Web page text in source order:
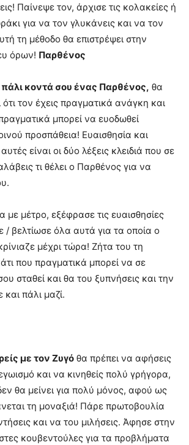
Παίνεψε τον, άρχισε τις κολακείες ή
για να τον γλυκάνεις και να τον
τη μέθοδο θα επιστρέψει στην
όρων! Παρθένος
πάλι κοντά σου ένας Παρθένος, θα
ότι τον έχεις πραγματικά ανάγκη και
μπορεί να ευοδωθεί
προσπάθεια! Ευαισθησία και
είναι οι δύο λέξεις κλειδιά που σε
τι θέλει ο Παρθένος για να
με μέτρο, εξέφρασε τις ευαισθησίες
/ βελτίωσε όλα αυτά για τα οποία ο
μέχρι τώρα! Ζήτα του τη
που πραγματικά μπορεί να σε
σταθεί και θα του ξυπνήσεις και την
και πάλι μαζί.
με τον Ζυγό θα πρέπει να αφήσεις
και να κινηθείς πολύ γρήγορα,
δεν θα μείνει για πολύ μόνος, αφού ως
τη μοναξιά! Πάρε πρωτοβουλία
και να του μιλήσεις. Άφησε στην
κουβεντούλες για τα προβλήματα